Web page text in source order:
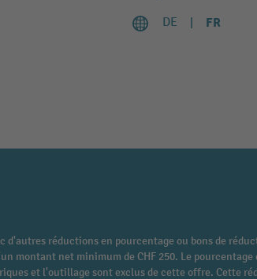
DE FR
d'autres réductions en pourcentage ou bons de
net minimum de CHF 250. Le pourcentage
et l'outillage sont exclus de cette offre. Cette